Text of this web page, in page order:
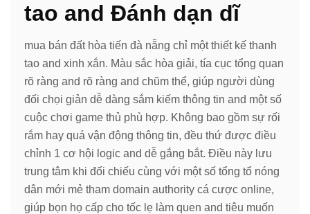
tao and Đánh dạn dĩ
mua bán đất hòa tiến đà nẵng chỉ một thiết kế thanh
tao and xinh xắn. Màu sắc hòa giải, tía cục tổng quan
rõ ràng and rõ ràng and chũm thể, giúp người dùng
đối chọi giản dễ dàng sắm kiếm thông tin and một số
cuộc chơi game thủ phù hợp. Không bao gồm sự rối
rắm hay quá vận động thông tin, đều thứ được điều
chỉnh 1 cơ hội logic and dễ gắng bắt. Điều này lưu
trung tâm khi đối chiếu cùng với một số tổng tổ nóng
dân mới mẻ tham domain authority cá cược online,
giúp bọn họ cấp cho tốc lẹ làm quen and tiêu muốn